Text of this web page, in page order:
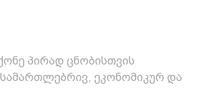
პირად ცნობისთვის
ეკონომიკურ და